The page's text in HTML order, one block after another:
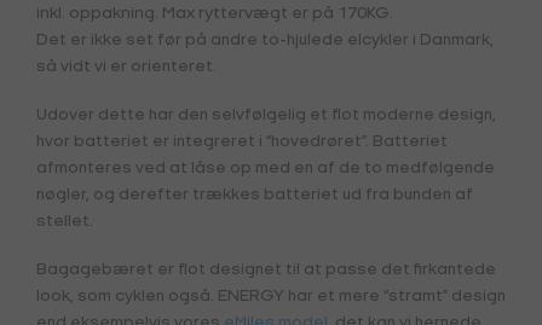
inkl. oppakning. Max ryttervægt er på 170KG.
Det er ikke set før på andre to-hjulede elcykler i Danmark,
så vidt vi er orienteret.
Udover dette har den selvfølgelig et flot moderne design,
hvor batteriet er integreret i “hovedrøret”. Batteriet
afmonteres ved at låse op med en af de to medfølgende
nøgler, og derefter trækkes batteriet ud fra bunden af
stellet.
Bagagebæret er flot designet til at passe det firkantede
look, som cyklen også. ENERGY har et mere “stramt” design